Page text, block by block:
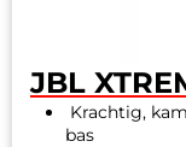
JBL
Krachtig,
bas